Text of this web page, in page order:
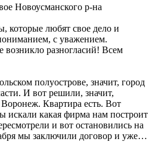
Новоусманского р-на
которые любят свое дело и
с уважением.
разногласий! Всем
полуострове, значит, город
И вот решили, значит,
Воронеж. Квартира есть. Вот
какая фирма нам построит
и вот остановились на
мы заключили договор и уже…